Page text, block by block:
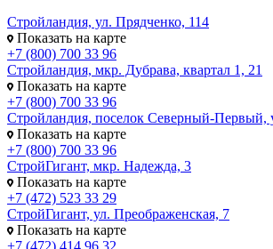
Стройландия, ул. Прядченко, 114
Показать на карте
+7 (800) 700 33 96
Стройландия, мкр. Дубрава, квартал 1, 21
Показать на карте
+7 (800) 700 33 96
Стройландия, поселок Северный-Первый,
Показать на карте
+7 (800) 700 33 96
СтройГигант, мкр. Надежда, 3
Показать на карте
+7 (472) 523 33 29
СтройГигант, ул. Преображенская, 7
Показать на карте
+7 (472) 414 96 32